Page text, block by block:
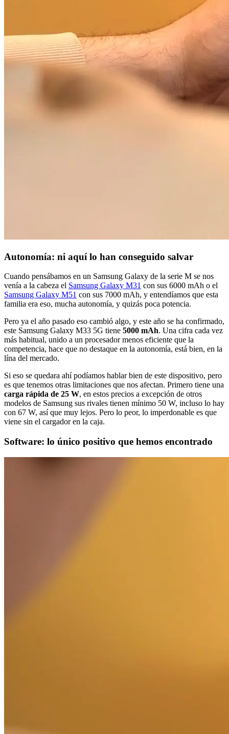
Autonomía: ni aquí lo han conseguido salvar
Cuando pensábamos en un Samsung Galaxy de la serie M se nos
venía a la cabeza el Samsung Galaxy M31 con sus 6000 mAh o el
Samsung Galaxy M51 con sus 7000 mAh, y entendíamos que esta
familia era eso, mucha autonomía, y quizás poca potencia.
Pero ya el año pasado eso cambió algo, y este año se ha confirmado,
este Samsung Galaxy M33 5G tiene 5000 mAh. Una cifra cada vez
más habitual, unido a un procesador menos eficiente que la
competencia, hace que no destaque en la autonomía, está bien, en la
lína del mercado.
Si eso se quedara ahí podíamos hablar bien de este dispositivo, pero
es que tenemos otras limitaciones que nos afectan. Primero tiene una
carga rápida de 25 W, en estos precios a excepción de otros
modelos de Samsung sus rivales tienen mínimo 50 W, incluso lo hay
con 67 W, así que muy lejos. Pero lo peor, lo imperdonable es que
viene sin el cargador en la caja.
Software: lo único positivo que hemos encontrado